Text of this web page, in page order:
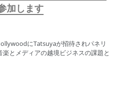
加します
にTatsuyaが招待されパネリ
とメディアの越境ビジネスの課題と